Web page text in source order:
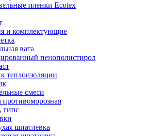
пленки Ecotex
и комплектующие
вата
пенополистирол
теплоизоляции
смеси
противоморозная
гипс
шпатлевка